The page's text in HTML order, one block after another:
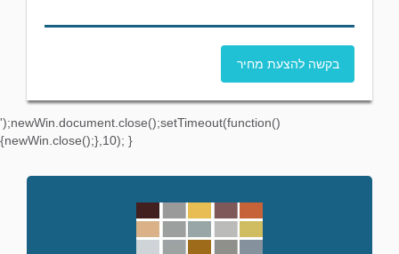
בקשה להצעת מחיר
');newWin.document.close();setTimeout(function()
{newWin.close();},10); }